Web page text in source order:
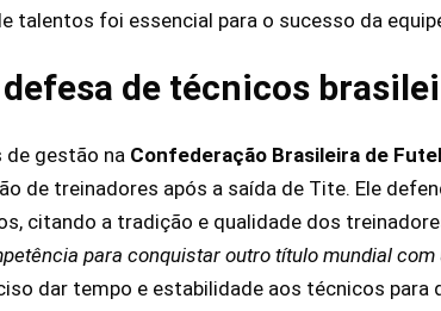
talentos foi essencial para o sucesso da
de técnicos
gestão na Confederação Brasileira de
de treinadores após a saída de Tite. Ele
citando a tradição e qualidade dos
para conquistar outro título mundial
dar tempo e estabilidade aos técnicos para